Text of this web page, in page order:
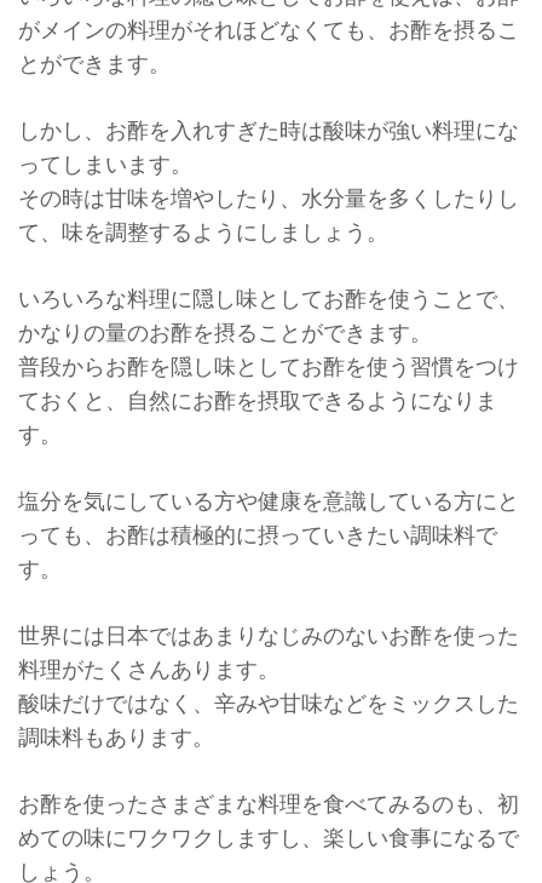
がメインの料理がそれほどなくても、お酢を摂るこ
とができます。
しかし、お酢を入れすぎた時は酸味が強い料理にな
ってしまいます。
その時は甘味を増やしたり、水分量を多くしたりし
て、味を調整するようにしましょう。
いろいろな料理に隠し味としてお酢を使うことで、
かなりの量のお酢を摂ることができます。
普段からお酢を隠し味としてお酢を使う習慣をつけ
ておくと、自然にお酢を摂取できるようになりま
す。
塩分を気にしている方や健康を意識している方にと
っても、お酢は積極的に摂っていきたい調味料で
す。
世界には日本ではあまりなじみのないお酢を使った
料理がたくさんあります。
酸味だけではなく、辛みや甘味などをミックスした
調味料もあります。
お酢を使ったさまざまな料理を食べてみるのも、初
めての味にワクワクしますし、楽しい食事になるで
しょう。